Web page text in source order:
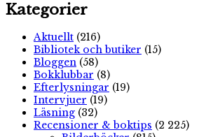
Kategorier
Aktuellt (216)
Bibliotek och butiker (15)
Bloggen (58)
Bokklubbar (8)
Efterlysningar (19)
Intervjuer (19)
Läsning (32)
Recensioner & boktips (2 225)